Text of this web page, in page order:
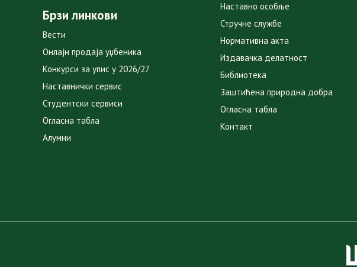
Брзи линкови
Вести
Онлајн продаја уџбеника
Конкурси за упис у 2026/27
Наставнички сервис
Студентски сервиси
Огласна табла
Алумни
Наставно особље
Стручне службе
Нормативна акта
Издавачка делатност
Библиотека
Заштићена природна добра
Огласна табла
Контакт